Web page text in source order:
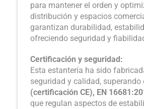
para mantener el orden y
distribución y espacios
garantizan durabilidad,
ofreciendo seguridad y
Certificación y seguridad:
Esta estantería ha sido
seguridad y calidad,
(certificación CE), EN
que regulan aspectos de